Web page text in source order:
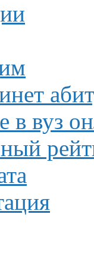
в вуз